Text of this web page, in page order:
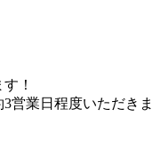
！
営業日程度いただきま